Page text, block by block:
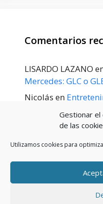
Gestionar
de las
Utilizamos cookies para
Comentarios
LISARDO LAZANO
Mercedes: GLC o
Nicolás en
trasero para el GLE
principios de 2020
POLÍTICA DE
Política de